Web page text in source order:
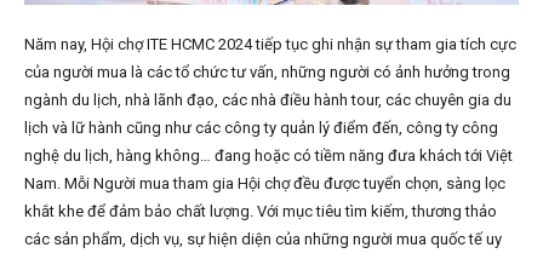
Năm nay, Hội chợ ITE HCMC 2024 tiếp tục ghi nhận sự tham gia tích cực
của người mua là các tổ chức tư vấn, những người có ảnh hưởng trong
ngành du lịch, nhà lãnh đạo, các nhà điều hành tour, các chuyên gia du
lịch và lữ hành cũng như các công ty quản lý điểm đến, công ty công
nghệ du lịch, hàng không… đang hoặc có tiềm năng đưa khách tới Việt
Nam. Mỗi Người mua tham gia Hội chợ đều được tuyển chọn, sàng lọc
khắt khe để đảm bảo chất lượng. Với mục tiêu tìm kiếm, thương thảo
các sản phẩm, dịch vụ, sự hiện diện của những người mua quốc tế uy